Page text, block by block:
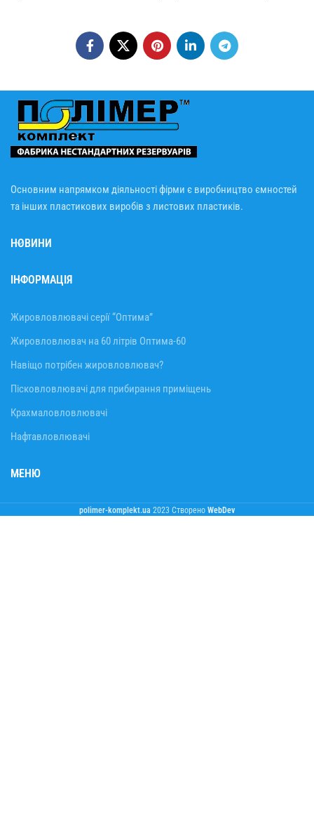
Основним напрямком діяльності фірми є виробництво ємностей
та інших пластикових виробів з листових пластиків.
НОВИНИ
ІНФОРМАЦІЯ
Жировловлювачі серії “Оптима”
Жировловлювач на 60 літрів Оптима-60
Навіщо потрібен жировловлювач?
Пісковловлювачі для прибирання приміщень
Крахмаловловлювачі
Нафтавловлювачі
МЕНЮ
polimer-komplekt.ua 2023 Створено WebDev